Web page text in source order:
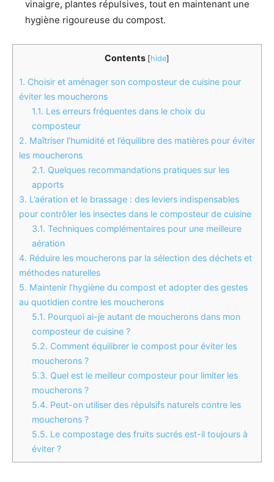
vinaigre, plantes répulsives, tout en maintenant une
hygiène rigoureuse du compost.
Contents [hide]
1. Choisir et aménager son composteur de cuisine pour
éviter les moucherons
1.1. Les erreurs fréquentes dans le choix du
composteur
2. Maîtriser l’humidité et l’équilibre des matières pour éviter
les moucherons
2.1. Quelques recommandations pratiques sur les
apports
3. L’aération et le brassage : des leviers indispensables
pour contrôler les insectes dans le composteur de cuisine
3.1. Techniques complémentaires pour une meilleure
aération
4. Réduire les moucherons par la sélection des déchets et
méthodes naturelles
5. Maintenir l’hygiène du compost et adopter des gestes
au quotidien contre les moucherons
5.1. Pourquoi ai-je autant de moucherons dans mon
composteur de cuisine ?
5.2. Comment équilibrer le compost pour éviter les
moucherons ?
5.3. Quel est le meilleur composteur pour limiter les
moucherons ?
5.4. Peut-on utiliser des répulsifs naturels contre les
moucherons ?
5.5. Le compostage des fruits sucrés est-il toujours à
éviter ?